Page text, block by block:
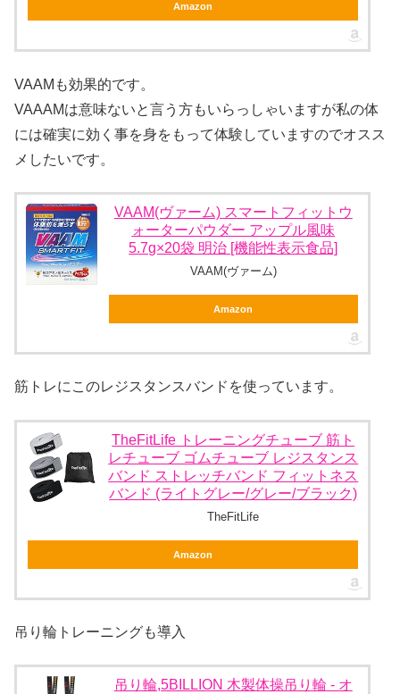
Amazon
VAAMも効果的です。
VAAAMは意味ないと言う方もいらっしゃいますが私の体
には確実に効く事を身をもって体験していますのでオスス
メしたいです。
VAAM(ヴァーム) スマートフィットウ
ォーターパウダー アップル風味
5.7g×20袋 明治 [機能性表示食品]
VAAM(ヴァーム)
Amazon
筋トレにこのレジスタンスバンドを使っています。
TheFitLife トレーニングチューブ 筋ト
レチューブ ゴムチューブ レジスタンス
バンド ストレッチバンド フィットネス
バンド (ライトグレー/グレー/ブラック)
TheFitLife
Amazon
吊り輪トレーニングも導入
吊り輪,5BILLION 木製体操吊り輪 - オ